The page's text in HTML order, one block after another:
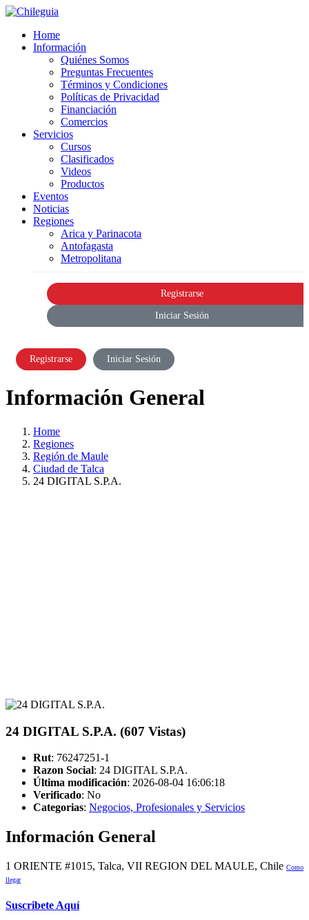
Home
Información
Quiénes Somos
Preguntas Frecuentes
Términos y Condiciones
Políticas de Privacidad
Financiación
Comercios
Servicios
Cursos
Clasificados
Videos
Productos
Eventos
Noticias
Regiones
Arica y Parinacota
Antofagasta
Metropolitana
Registrarse
Iniciar Sesión
Registrarse Iniciar Sesión
Información General
Home
Regiones
Región de Maule
Ciudad de Talca
24 DIGITAL S.P.A.
24 DIGITAL S.P.A. (607 Vistas)
Rut: 76247251-1
Razon Social: 24 DIGITAL S.P.A.
Última modificación: 2026-08-04 16:06:18
Verificado: No
Categorias: Negocios, Profesionales y Servicios
Información General
1 ORIENTE #1015, Talca, VII REGION DEL MAULE, Chile Como
llegar
Suscribete Aquí